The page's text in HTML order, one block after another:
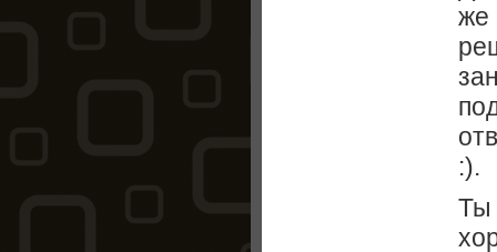
же
:).
Ты